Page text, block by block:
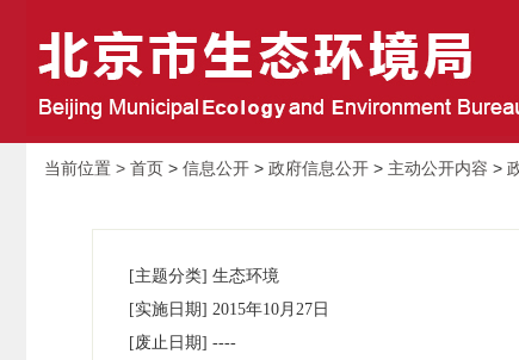
当前位置 > 首页 > 信息公开 > 政府信息公开 > 主动公开内容 >
[主题分类] 生态环境
[实施日期] 2015年10月27日
[废止日期] ----